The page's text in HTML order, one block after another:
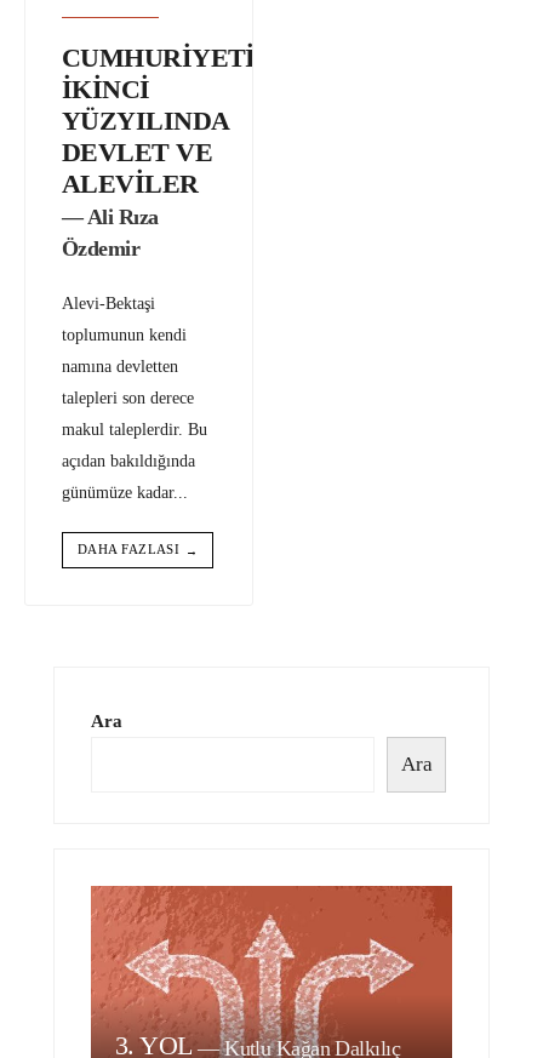
CUMHURİYETİN
İKİNCİ
YÜZYILINDA
DEVLET VE
ALEVİLER
— Ali Rıza
Özdemir
Alevi-Bektaşi
toplumunun kendi
namına devletten
talepleri son derece
makul taleplerdir. Bu
açıdan bakıldığında
günümüze kadar...
DAHA FAZLASI →
Ara
Ara
3. YOL—Kutlu Kağan Dalkılıç